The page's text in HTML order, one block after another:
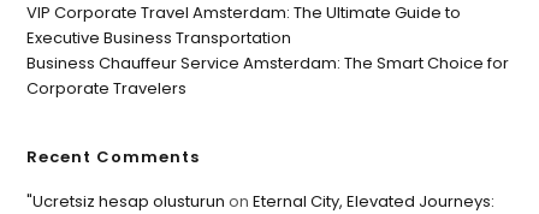
VIP Corporate Travel Amsterdam: The Ultimate Guide to
Executive Business Transportation
Business Chauffeur Service Amsterdam: The Smart Choice for
Corporate Travelers
Recent Comments
"Ucretsiz hesap olusturun onEternal City, Elevated Journeys: